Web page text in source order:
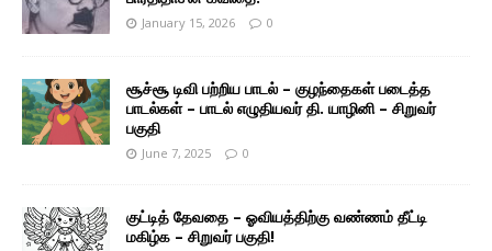
January 15, 2026 0
சூச்சூ டிவி பற்றிய பாடல் – குழந்தைகள் படைத்த
பாடல்கள் – பாடல் எழுதியவர் தி. யாழினி – சிறுவர்
பகுதி
June 7, 2025 0
குட்டித் தேவதை – ஓவியத்திற்கு வண்ணம் தீட்டி
மகிழ்க – சிறுவர் பகுதி!